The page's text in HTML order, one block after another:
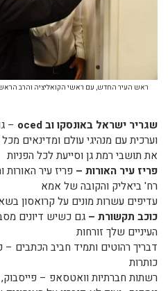
ראש העיר החדש, עם ראשי הקואליציה והרב
שגריר ישראל באונסקו וב oced
–
וערכית עם מנהיגי עולם ומדינאים
את תושבי רמת גן וסייעת לכל הפניות
פריז עיר האורות – פריז עיר
רח' ביאליק והקובה של אמא
עדיפים עשרות מונים על קרואסון
כוכב תקשורת – גם כשיש דיונים
העיניים שלך זורחות
דבריך רהוטים ותמיד חביב הכתבים
כותרות
רשתות חברתיות וואטסאפ –